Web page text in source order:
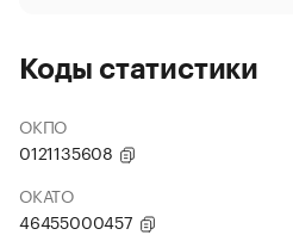
Коды статистики
ОКПО
0121135608
ОКАТО
46455000457